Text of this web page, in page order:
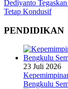
Dediyanto
Tetap Kondusif
PENDIDIKAN
23 Juli 2026
Bengkulu